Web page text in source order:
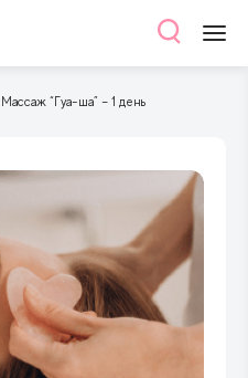
“Гуа-ша” – 1 день